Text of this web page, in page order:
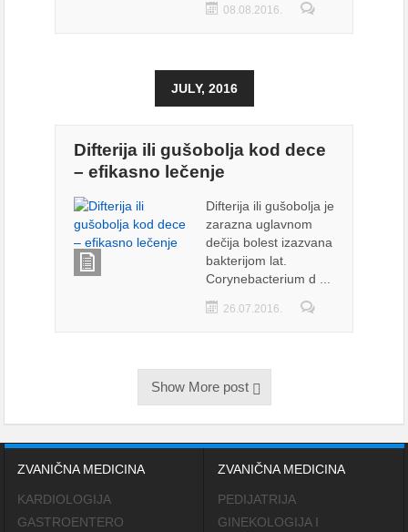
08.08.2016.
JULY, 2016
Difterija ili gušobolja kod dece
– efikasno lečenje
Difterija ili gušobolja je
zarazna uglavnom
dečija bolest izazvana
bakterijom lat.
Corynebacterium d ...
26.07.2016.
Show More post
ZVANIČNA MEDICINA
KARDIOLOGIJA
GASTROENTERO
ZVANIČNA MEDICINA
PEDIJATRIJA
GINEKOLOGIJA I